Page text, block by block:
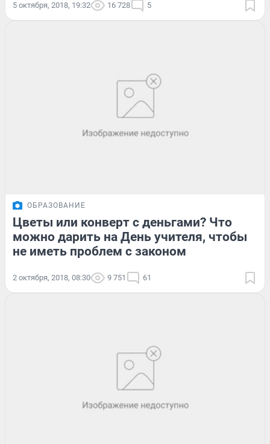
5 октября, 2018, 19:32 16 728 5
ОБРАЗОВАНИЕ
Цветы или конверт с деньгами? Что
можно дарить на День учителя, чтобы
не иметь проблем с законом
2 октября, 2018, 08:30 9 751 61